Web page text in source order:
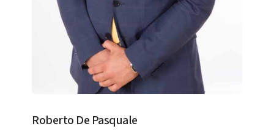
Roberto De Pasquale